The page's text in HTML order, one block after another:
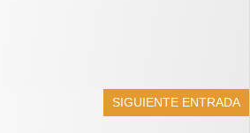
SIGUIENTE ENTRADA